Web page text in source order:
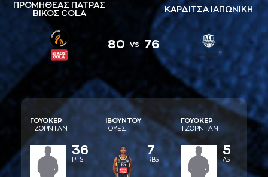
ΠΡΟΜΗΘΕΑΣ ΠΑΤΡΑΣ
ΒΙΚΟΣ COLA
80 vs 76
ΚΑΡΔΙΤΣΑ ΙΑΠΩΝΙΚΗ
ΓΟΥΟΚΕΡ
ΤΖΟΡΝΤAΝ
36
PTS
ΙΒΟΥΝΤΟΥ
ΓΟΥΕΣ
7
RBS
ΓΟΥΟΚΕΡ
ΤΖΟΡΝΤAΝ
5
AST